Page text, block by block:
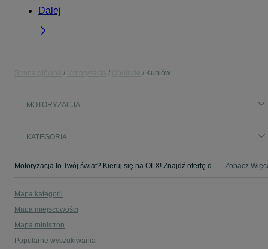
Dalej
Kuniów
MOTORYZACJA
KATEGORIA
Motoryzacja to Twój świat? Kieruj się na OLX! Znajdź ofertę dla siebie w kategorii Motoryzacja na OLX - Kuniów i okolice! Zobacz
Mapa kategorii
Mapa miejscowości
Mapa ministron
Popularne wyszukiwania